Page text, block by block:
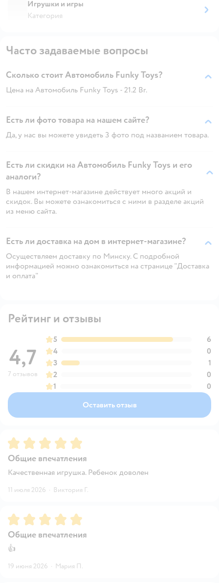
Игрушки и игры
Категория
Часто задаваемые вопросы
Сколько стоит Автомобиль Funky Toys?
Цена на Автомобиль Funky Toys - 21.2 Br.
Есть ли фото товара на нашем сайте?
Да, у нас вы можете увидеть 3 фото под названием товара.
Есть ли скидки на Автомобиль Funky Toys и его
аналоги?
В нашем интернет-магазине действует много акций и
скидок. Вы можете ознакомиться с ними в разделе акций
из меню сайта.
Есть ли доставка на дом в интернет-магазине?
Осуществляем доставку по Минску. С подробной
информацией можно ознакомиться на странице "Доставка
и оплата"
Рейтинг и отзывы
4,7
7 отзывов
5
6
4
0
3
1
2
0
1
0
Оставить отзыв
Рейтинг:5
Общие впечатления
Качественная игрушка. Ребенок доволен
11 июля 2026 · Виктория Г.
Рейтинг:5
Общие впечатления
👍
19 июня 2026 · Мария П.